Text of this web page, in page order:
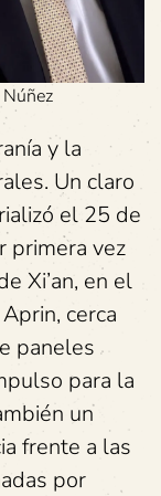
y la
Un claro
el 25 de
primera vez
Xi’an, en el
cerca
paneles
para la
un
frente a las
por